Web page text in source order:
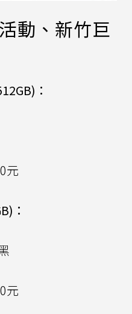
動、新竹巨
：
元
：
元